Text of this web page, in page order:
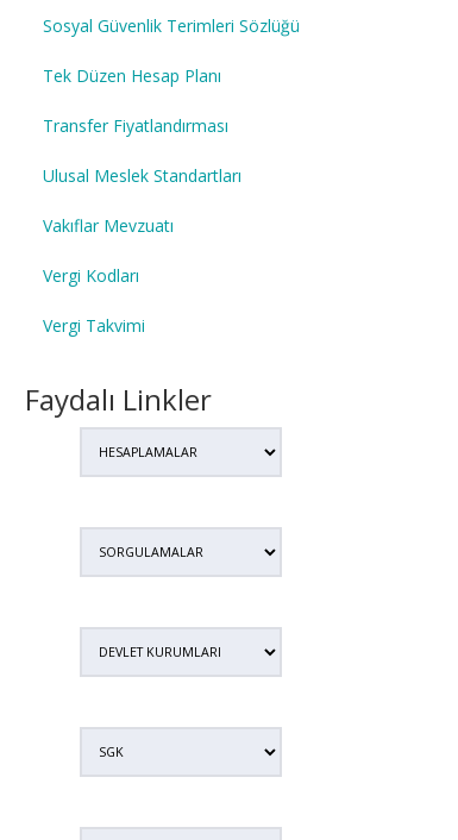
Sosyal Güvenlik Terimleri Sözlüğü
Tek Düzen Hesap Planı
Transfer Fiyatlandırması
Ulusal Meslek Standartları
Vakıflar Mevzuatı
Vergi Kodları
Vergi Takvimi
Faydalı Linkler